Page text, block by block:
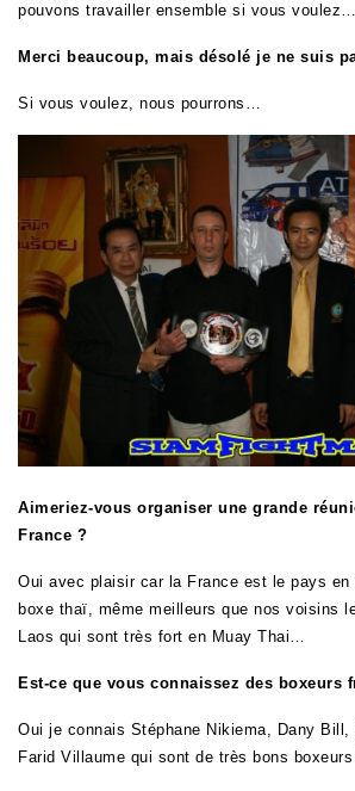
pouvons travailler ensemble si vous voulez…
Merci beaucoup, mais désolé je ne suis
Si vous voulez, nous pourrons…
Aimeriez-vous organiser une grande
France ?
Oui avec plaisir car la France est le pays
boxe thaï, même meilleurs que nos voisins
Laos qui sont très fort en Muay Thai…
Est-ce que vous connaissez des boxeurs
Oui je connais Stéphane Nikiema, Dany Bill,
Farid Villaume qui sont de très bons